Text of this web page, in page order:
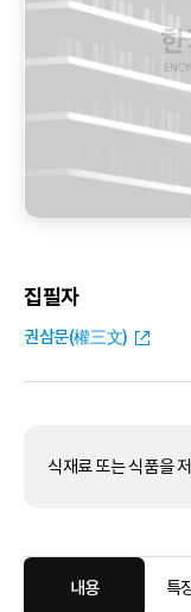
집필자
권삼문(權三文)
식재료 또는 식품을
내용 특